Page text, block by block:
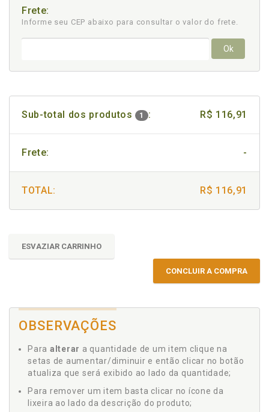
Frete:
Informe seu CEP abaixo para consultar o valor do frete.
Ok
Sub-total dos produtos 1 : R$ 116,91
Frete: -
TOTAL: R$ 116,91
ESVAZIAR CARRINHO
CONCLUIR A COMPRA
OBSERVAÇÕES
Para alterar a quantidade de um item clique na
setas de aumentar/diminuir e então clicar no botão
atualiza que será exibido ao lado da quantidade;
Para remover um item basta clicar no ícone da
lixeira ao lado da descrição do produto;